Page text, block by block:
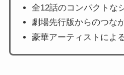
全12話のコンパクトな
劇場先行版からのつな
豪華アーティストによ